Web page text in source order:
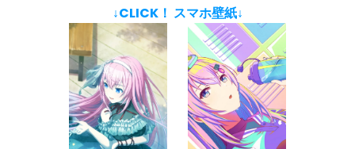
↓CLICK！ スマホ壁紙↓